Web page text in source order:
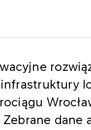
dane